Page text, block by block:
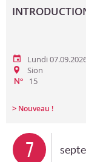
Lundi
Sion
N° 15
> Nouveau !
7